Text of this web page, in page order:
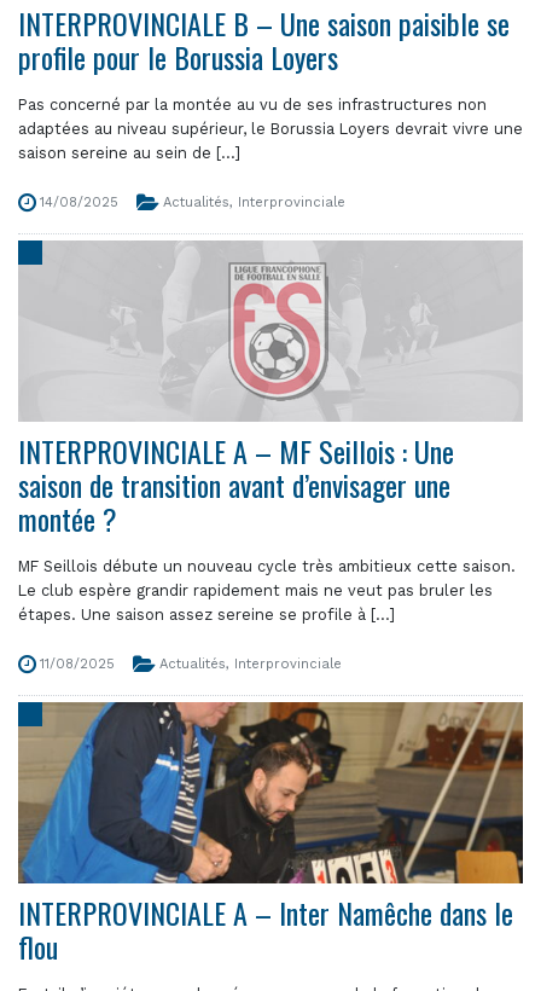
INTERPROVINCIALE B – Une saison paisible se
profile pour le Borussia Loyers
Pas concerné par la montée au vu de ses infrastructures non
adaptées au niveau supérieur, le Borussia Loyers devrait vivre une
saison sereine au sein de [...]
14/08/2025 Actualités, Interprovinciale
INTERPROVINCIALE A – MF Seillois : Une
saison de transition avant d’envisager une
montée ?
MF Seillois débute un nouveau cycle très ambitieux cette saison.
Le club espère grandir rapidement mais ne veut pas bruler les
étapes. Une saison assez sereine se profile à [...]
11/08/2025 Actualités, Interprovinciale
INTERPROVINCIALE A – Inter Namêche dans le
flou